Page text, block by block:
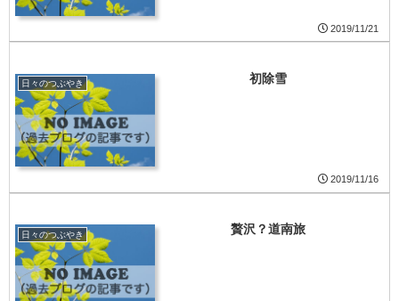
2019/11/21
日々のつぶやき 初除雪
2019/11/16
日々のつぶやき 贅沢？道南旅